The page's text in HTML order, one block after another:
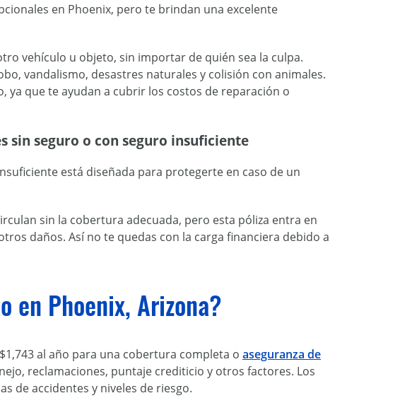
en Phoenix, pero te brindan una excelente
vehículo u objeto, sin importar de quién sea la culpa.
vandalismo, desastres naturales y colisión con animales.
ya que te ayudan a cubrir los costos de reparación o
sin seguro o con seguro insuficiente
está diseñada para protegerte en caso de un
sin la cobertura adecuada, pero esta póliza entra en
daños. Así no te quedas con la carga financiera debido a
en Phoenix, Arizona?
al año para una cobertura completa o aseguranza de
reclamaciones, puntaje crediticio y otros factores. Los
de accidentes y niveles de riesgo.